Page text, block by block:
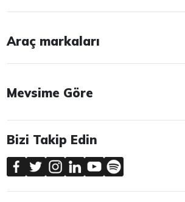
Araç markaları
Mevsime Göre
Bizi Takip Edin